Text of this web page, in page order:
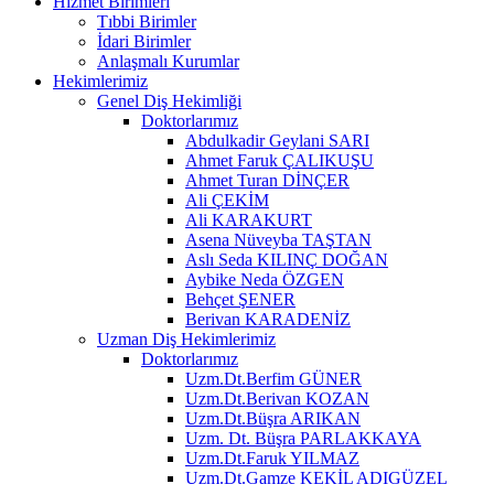
Tıbbi Birimler
İdari Birimler
Anlaşmalı Kurumlar
Hekimlerimiz
Genel Diş Hekimliği
Doktorlarımız
Abdulkadir Geylani SARI
Ahmet Faruk ÇALIKUŞU
Ahmet Turan DİNÇER
Ali ÇEKİM
Ali KARAKURT
Asena Nüveyba TAŞTAN
Aslı Seda KILINÇ DOĞAN
Aybike Neda ÖZGEN
Behçet ŞENER
Berivan KARADENİZ
Uzman Diş Hekimlerimiz
Doktorlarımız
Uzm.Dt.Berfim GÜNER
Uzm.Dt.Berivan KOZAN
Uzm.Dt.Büşra ARIKAN
Uzm. Dt. Büşra PARLAKKAYA
Uzm.Dt.Faruk YILMAZ
Uzm.Dt.Gamze KEKİL ADIGÜZEL